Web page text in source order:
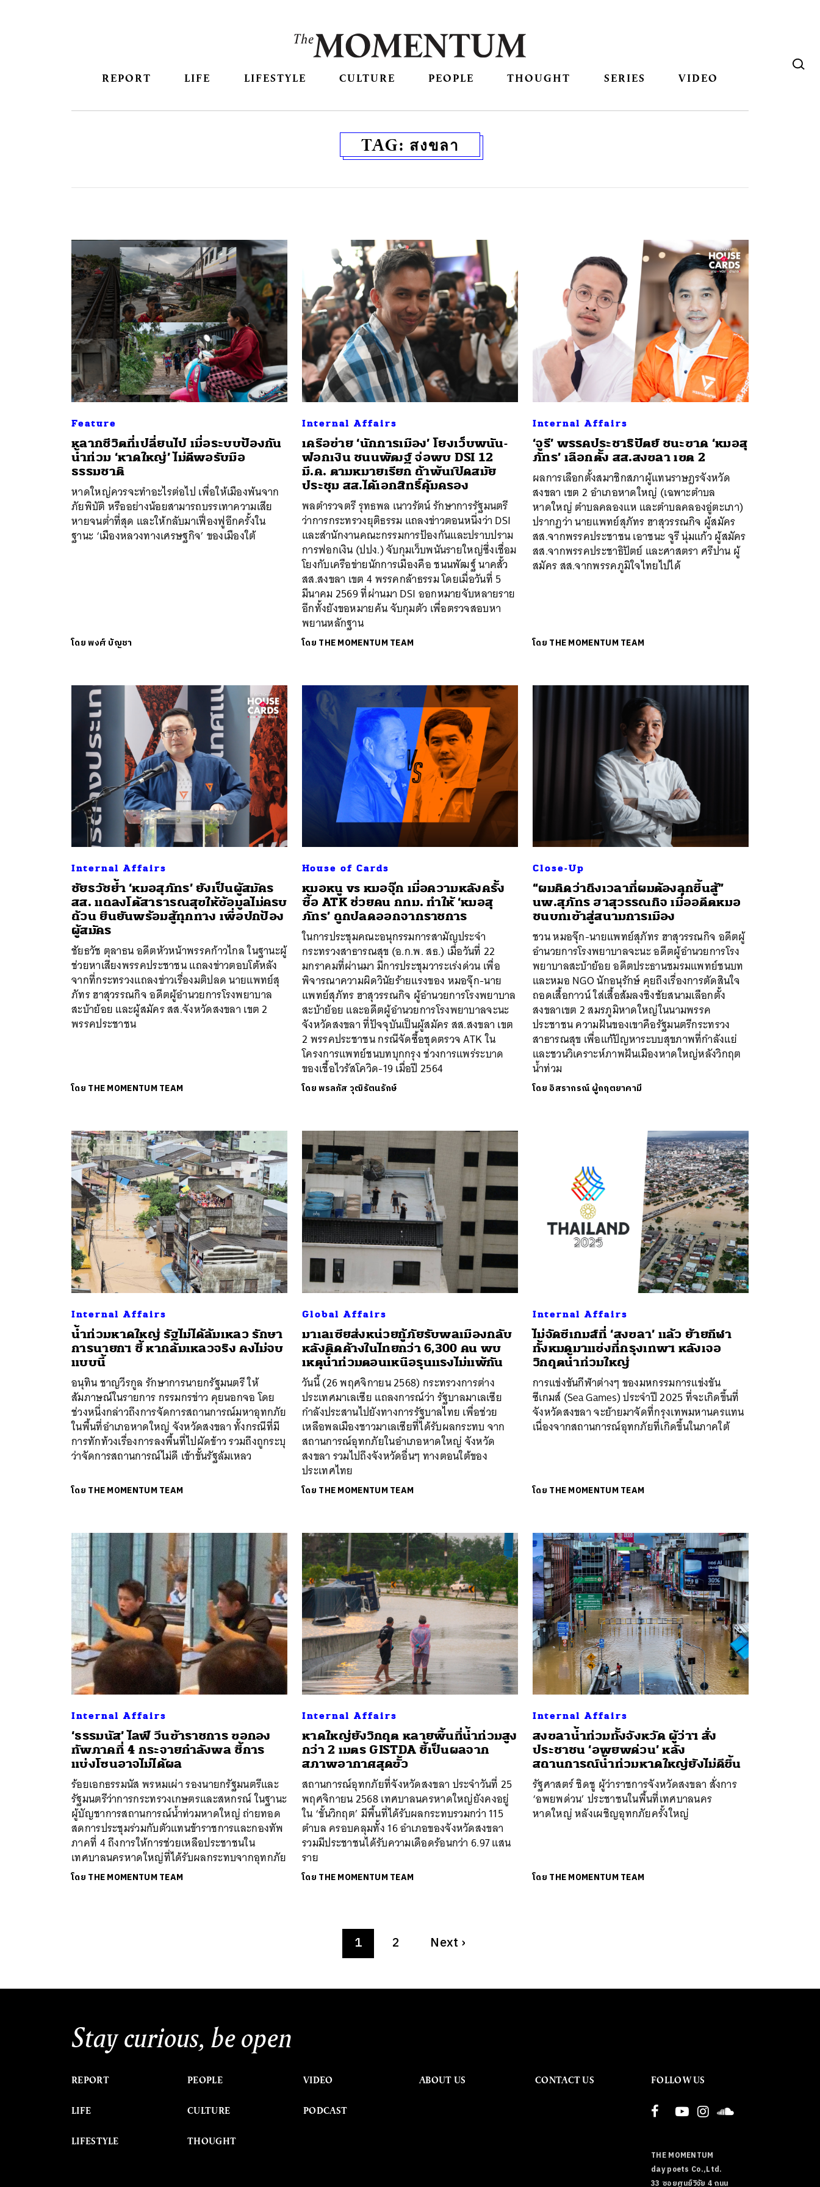
REPORT LIFE LIFESTYLE CULTURE PEOPLE THOUGHT SERIES VIDEO
TAG: สงขลา
Feature
หลากชีวิตที่เปลี่ยนไป เมื่อระบบป้องกัน
น้ำท่วม ‘หาดใหญ่’ ไม่ดีพอรับมือ
ธรรมชาติ
หาดใหญ่ควรจะทำอะไรต่อไป เพื่อให้เมืองพ้นจาก
ภัยพิบัติ หรืออย่างน้อยสามารถบรรเทาความเสีย
หายจนต่ำที่สุด และให้กลับมาเฟื่องฟูอีกครั้งใน
ฐานะ ‘เมืองหลวงทางเศรษฐกิจ’ ของเมืองใต้
โดยพงศ์ บัญชา
Internal Affairs
เครือข่าย ‘นักการเมือง’ โยงเว็บพนัน-
ฟอกเงิน ชนนพัฒฐ์ จ่อพบ DSI 12
มี.ค. ตามหมายเรียก ถ้าพ้นเปิดสมัย
ประชุม สส.ได้เอกสิทธิ์คุ้มครอง
พลตำรวจตรี รุทธพล เนาวรัตน์ รักษาการรัฐมนตรี
ว่าการกระทรวงยุติธรรม แถลงข่าวตอนหนึ่งว่า DSI
และสำนักงานคณะกรรมการป้องกันและปราบปราม
การฟอกเงิน (ปปง.) จับกุมเว็บพนันรายใหญ่ซึ่งเชื่อม
โยงกับเครือข่ายนักการเมืองคือ ชนนพัฒฐ์ นาคสั้ว
สส.สงขลา เขต 4 พรรคกล้าธรรม โดยเมื่อวันที่ 5
มีนาคม 2569 ที่ผ่านมา DSI ออกหมายจับหลายราย
อีกทั้งยังขอหมายค้น จับกุมตัว เพื่อตรวจสอบหา
พยานหลักฐาน
โดย THE MOMENTUM TEAM
Internal Affairs
‘จูรี’ พรรคประชาธิปัตย์ ชนะขาด ‘หมอสุ
ภัทร’ เลือกตั้ง สส.สงขลา เขต 2
ผลการเลือกตั้งสมาชิกสภาผู้แทนราษฎรจังหวัด
สงขลา เขต 2 อำเภอหาดใหญ่ (เฉพาะตำบล
หาดใหญ่ ตำบลคลองแห และตำบลคลองอู่ตะเภา)
ปรากฏว่า นายแพทย์สุภัทร ฮาสุวรรณกิจ ผู้สมัคร
สส.จากพรรคประชาชน เอาชนะ จูรี นุ่มแก้ว ผู้สมัคร
สส.จากพรรคประชาธิปัตย์ และศาสตรา ศรีปาน ผู้
สมัคร สส.จากพรรคภูมิใจไทยไปได้
โดย THE MOMENTUM TEAM
Internal Affairs
ชัยธวัชย้ำ ‘หมอสุภัทร’ ยังเป็นผู้สมัคร
สส. แถลงโต้สาธารณสุขให้ข้อมูลไม่ครบ
ถ้วน ยืนยันพร้อมสู้ทุกทาง เพื่อปกป้อง
ผู้สมัคร
ชัยธวัช ตุลาธน อดีตหัวหน้าพรรคก้าวไกล ในฐานะผู้
ช่วยหาเสียงพรรคประชาชน แถลงข่าวตอบโต้หลัง
จากที่กระทรวงแถลงข่าวเรื่องมติปลด นายแพทย์สุ
ภัทร ฮาสุวรรณกิจ อดีตผู้อำนวยการโรงพยาบาล
สะบ้าย้อย และผู้สมัคร สส.จังหวัดสงขลา เขต 2
พรรคประชาชน
โดย THE MOMENTUM TEAM
House of Cards
หมอหนู vs หมอจุ๊ก เมื่อความหลังครั้ง
ซื้อ ATK ช่วยคน กทม. ทำให้ ‘หมอสุ
ภัทร’ ถูกปลดออกจากราชการ
ในการประชุมคณะอนุกรรมการสามัญประจำ
กระทรวงสาธารณสุข (อ.ก.พ. สธ.) เมื่อวันที่ 22
มกราคมที่ผ่านมา มีการประชุมวาระเร่งด่วน เพื่อ
พิจารณาความผิดวินัยร้ายแรงของ หมอจุ๊ก-นาย
แพทย์สุภัทร ฮาสุวรรณกิจ ผู้อำนวยการโรงพยาบาล
สะบ้าย้อย และอดีตผู้อำนวยการโรงพยาบาลจะนะ
จังหวัดสงขลา ที่ปัจจุบันเป็นผู้สมัคร สส.สงขลา เขต
2 พรรคประชาชน กรณีจัดซื้อชุดตรวจ ATK ใน
โครงการแพทย์ชนบทบุกกรุง ช่วงการแพร่ระบาด
ของเชื้อไวรัสโควิด-19 เมื่อปี 2564
โดยพรลภัส วุฒิรัตนรักษ์
Close-Up
“ผมคิดว่าถึงเวลาที่ผมต้องลุกขึ้นสู้”
นพ.สุภัทร ฮาสุวรรณกิจ เมื่ออดีตหมอ
ชนบทเข้าสู่สนามการเมือง
ชวน หมอจุ๊ก-นายแพทย์สุภัทร ฮาสุวรรณกิจ อดีตผู้
อำนวยการโรงพยาบาลจะนะ อดีตผู้อำนวยการโรง
พยาบาลสะบ้าย้อย อดีตประธานชมรมแพทย์ชนบท
และหมอ NGO นักอนุรักษ์ คุยถึงเรื่องการตัดสินใจ
ถอดเสื้อกาวน์ ใส่เสื้อส้มลงชิงชัยสนามเลือกตั้ง
สงขลาเขต 2 สมรภูมิหาดใหญ่ในนามพรรค
ประชาชน ความฝันของเขาคือรัฐมนตรีกระทรวง
สาธารณสุข เพื่อแก้ปัญหาระบบสุขภาพที่กำลังแย่
และชวนวิเคราะห์ภาพฝันเมืองหาดใหญ่หลังวิกฤต
น้ำท่วม
โดย อิสรากรณ์ ผู้กฤตยาคามี
Internal Affairs
น้ำท่วมหาดใหญ่ รัฐไม่ได้ล้มเหลว รักษา
การนายกฯ ชี้ หากล้มเหลวจริง คงไม่จบ
แบบนี้
อนุทิน ชาญวีรกูล รักษาการนายกรัฐมนตรี ให้
สัมภาษณ์ในรายการ กรรมกรข่าว คุยนอกจอ โดย
ช่วงหนึ่งกล่าวถึงการจัดการสถานการณ์มหาอุทกภัย
ในพื้นที่อำเภอหาดใหญ่ จังหวัดสงขลา ทั้งกรณีที่มี
การทักท้วงเรื่องการลงพื้นที่ไปผัดข้าว รวมถึงถูกระบุ
ว่าจัดการสถานการณ์ไม่ดี เข้าขั้นรัฐล้มเหลว
โดย THE MOMENTUM TEAM
Global Affairs
มาเลเซียส่งหน่วยกู้ภัยรับพลเมืองกลับ
หลังติดค้างในไทยกว่า 6,300 คน พบ
เหตุน้ำท่วมตอนเหนือรุนแรงไม่แพ้กัน
วันนี้ (26 พฤศจิกายน 2568) กระทรวงการต่าง
ประเทศมาเลเซีย แถลงการณ์ว่า รัฐบาลมาเลเซีย
กำลังประสานไปยังทางการรัฐบาลไทย เพื่อช่วย
เหลือพลเมืองชาวมาเลเซียที่ได้รับผลกระทบ จาก
สถานการณ์อุทกภัยในอำเภอหาดใหญ่ จังหวัด
สงขลา รวมไปถึงจังหวัดอื่นๆ ทางตอนใต้ของ
ประเทศไทย
โดย THE MOMENTUM TEAM
Internal Affairs
ไม่จัดซีเกมส์ที่ ‘สงขลา’ แล้ว ย้ายกีฬา
ทั้งหมดมาแข่งที่กรุงเทพฯ หลังเจอ
วิกฤตน้ำท่วมใหญ่
การแข่งขันกีฬาต่างๆ ของมหกรรมการแข่งขัน
ซีเกมส์ (Sea Games) ประจำปี 2025 ที่จะเกิดขึ้นที่
จังหวัดสงขลา จะย้ายมาจัดที่กรุงเทพมหานครแทน
เนื่องจากสถานการณ์อุทกภัยที่เกิดขึ้นในภาคใต้
โดย THE MOMENTUM TEAM
Internal Affairs
‘ธรรมนัส’ ไลฟ์ วีนข้าราชการ ขอกอง
ทัพภาคที่ 4 กระจายกำลังพล ชี้การ
แบ่งโซนอาจไม่ได้ผล
ร้อยเอกธรรมนัส พรหมเผ่า รองนายกรัฐมนตรีและ
รัฐมนตรีว่าการกระทรวงเกษตรและสหกรณ์ ในฐานะ
ผู้บัญชาการสถานการณ์น้ำท่วมหาดใหญ่ ถ่ายทอด
สดการประชุมร่วมกับตัวแทนข้าราชการและกองทัพ
ภาคที่ 4 ถึงการให้การช่วยเหลือประชาชนใน
เทศบาลนครหาดใหญ่ที่ได้รับผลกระทบจากอุทกภัย
โดย THE MOMENTUM TEAM
Internal Affairs
หาดใหญ่ยังวิกฤต หลายพื้นที่น้ำท่วมสูง
กว่า 2 เมตร GISTDA ชี้เป็นผลจาก
สภาพอากาศสุดขั้ว
สถานการณ์อุทกภัยที่จังหวัดสงขลา ประจำวันที่ 25
พฤศจิกายน 2568 เทศบาลนครหาดใหญ่ยังคงอยู่
ใน ‘ขั้นวิกฤต’ มีพื้นที่ได้รับผลกระทบรวมกว่า 115
ตำบล ครอบคลุมทั้ง 16 อำเภอของจังหวัดสงขลา
รวมมีประชาชนได้รับความเดือดร้อนกว่า 6.97 แสน
ราย
โดย THE MOMENTUM TEAM
Internal Affairs
สงขลาน้ำท่วมทั้งจังหวัด ผู้ว่าฯ สั่ง
ประชาชน ‘อพยพด่วน’ หลัง
สถานการณ์น้ำท่วมหาดใหญ่ยังไม่ดีขึ้น
รัฐศาสตร์ ชิดชู ผู้ว่าราชการจังหวัดสงขลา สั่งการ
‘อพยพด่วน’ ประชาชนในพื้นที่เทศบาลนคร
หาดใหญ่ หลังเผชิญอุทกภัยครั้งใหญ่
โดย THE MOMENTUM TEAM
1 2 Next ›
Stay curious, be open
REPORT
LIFE
LIFESTYLE
PEOPLE
CULTURE
THOUGHT
VIDEO
PODCAST
ABOUT US CONTACT US FOLLOW US
THE MOMENTUM
day poets Co.,Ltd.
33 ซอยศูนย์วิจัย 4 ถนน
ค้นหา
SHARE TWEET LINE EMAIL